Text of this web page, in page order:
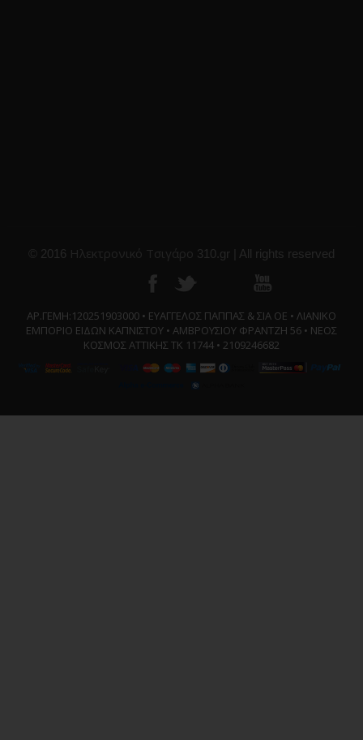
© 2016 Ηλεκτρονικό Τσιγάρο 310.gr | All rights reserved
ΑΡ.ΓΕΜΗ:120251903000 • ΕΥΑΓΓΕΛΟΣ ΠΑΠΠΑΣ & ΣΙΑ ΟΕ • ΛΙΑΝΙΚΟ
ΕΜΠΟΡΙΟ ΕΙΔΩΝ ΚΑΠΝΙΣΤΟΥ • ΑΜΒΡΟΥΣΙΟΥ ΦΡΑΝΤΖΗ 56 • ΝΕΟΣ
ΚΟΣΜΟΣ ΑΤΤΙΚΗΣ ΤΚ 11744 • 2109246682